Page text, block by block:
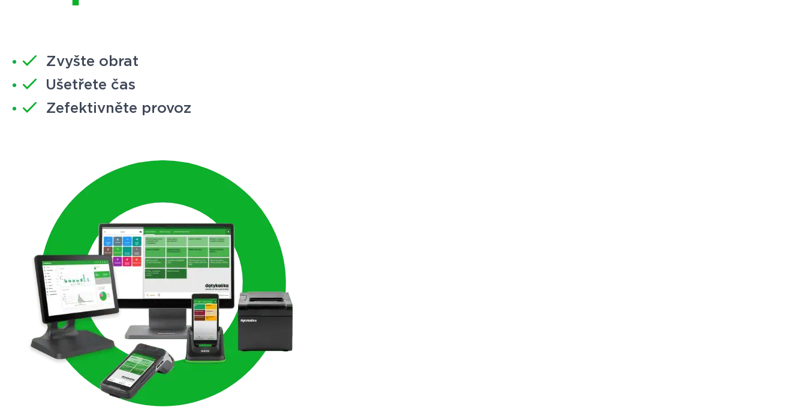
Zvyšte obrat
Ušetřete čas
Zefektivněte provoz